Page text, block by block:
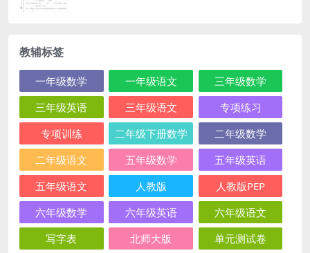
教辅标签
一年级数学 一年级语文
三年级数学
三年级英语
三年级语文
专项练习
专项训练
二年级下册数学
二年级数学
二年级语文
五年级数学
五年级英语
五年级语文
人教版
人教版PEP
六年级数学
六年级英语
六年级语文
写字表
北师大版 单元测试卷